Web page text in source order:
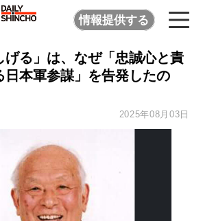
情報提供する
げる」は、なぜ「忠誠心と責
日本軍参謀」を告発したの
2025年08月03日